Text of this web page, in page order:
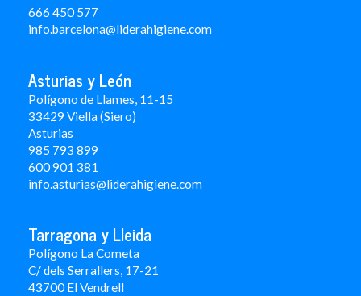
666 450 577
info.barcelona@liderahigiene.com
Asturias y León
Polígono de Llames, 11-15
33429 Viella (Siero)
Asturias
985 793 899
600 901 381
info.asturias@liderahigiene.com
Tarragona y Lleida
Polígono La Cometa
C/ dels Serrallers, 17-21
43700 El Vendrell